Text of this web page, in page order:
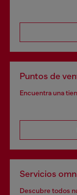
Puntos de
Encuentra una
Servicios
Descubre todos